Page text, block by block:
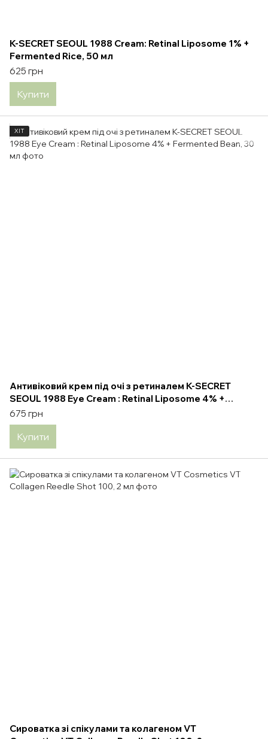
K-SECRET SEOUL 1988 Cream: Retinal Liposome 1% +
Fermented Rice, 50 мл
625 грн
Купити
ХІТ
Антивіковий крем під очі з ретиналем K-SECRET
SEOUL 1988 Eye Cream : Retinal Liposome 4% +
Fermented Bean, 30 мл
675 грн
Купити
Сироватка зі спікулами та колагеном VT